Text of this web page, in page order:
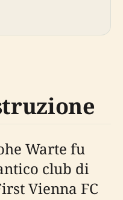
Warte fu
club di
Vienna FC